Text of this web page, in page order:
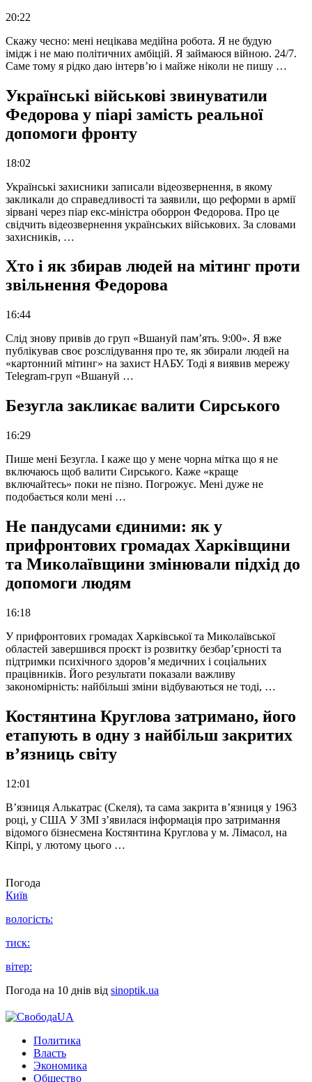
20:22
Скажу чесно: мені нецікава медійна робота. Я не будую
імідж і не маю політичних амбіцій. Я займаюся війною. 24/7.
Саме тому я рідко даю інтерв’ю і майже ніколи не пишу …
Українські військові звинуватили
Федорова у піарі замість реальної
допомоги фронту
18:02
Українські захисники записали відеозвернення, в якому
закликали до справедливості та заявили, що реформи в армії
зірвані через піар екс-міністра оборрон Федорова. Про це
свідчить відеозвернення українських військових. За словами
захисників, …
Хто і як збирав людей на мітинг проти
звільнення Федорова
16:44
Слід знову привів до груп «Вшануй пам’ять. 9:00». Я вже
публікував своє розслідування про те, як збирали людей на
«картонний мітинг» на захист НАБУ. Тоді я виявив мережу
Telegram-груп «Вшануй …
Безугла закликає валити Сирського
16:29
Пише мені Безугла. І каже що у мене чорна мітка що я не
включаюсь щоб валити Сирського. Каже «краще
включайтесь» поки не пізно. Погрожує. Мені дуже не
подобається коли мені …
Не пандусами єдиними: як у
прифронтових громадах Харківщини
та Миколаївщини змінювали підхід до
допомоги людям
16:18
У прифронтових громадах Харківської та Миколаївської
областей завершився проєкт із розвитку безбар’єрності та
підтримки психічного здоров’я медичних і соціальних
працівників. Його результати показали важливу
закономірність: найбільші зміни відбуваються не тоді, …
Костянтина Круглова затримано, його
етапують в одну з найбільш закритих
в’язниць світу
12:01
В’язниця Алькатрас (Скеля), та сама закрита в’язниця у 1963
році, у США У ЗМІ з’явилася інформація про затримання
відомого бізнесмена Костянтина Круглова у м. Лімасол, на
Кіпрі, у лютому цього …
Погода
Київ
вологість:
тиск:
вітер:
Погода на 10 днів від sinoptik.ua
Политика
Власть
Экономика
Общество